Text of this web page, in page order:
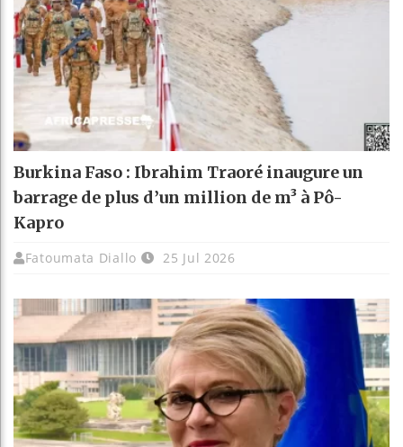
Burkina Faso : Ibrahim Traoré inaugure un
barrage de plus d’un million de m³ à Pô-
Kapro
Fatoumata Diallo 25 Jul 2026